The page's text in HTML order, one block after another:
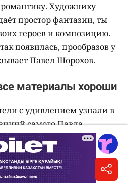
Художнику
простор фантазии, ты
героев и композицию.
появилась, прообразов у
Павел Шорохов.
материалы хороши
с удивлением узнали в
самого Павла
сделана в далёком 1984
в этой работе.